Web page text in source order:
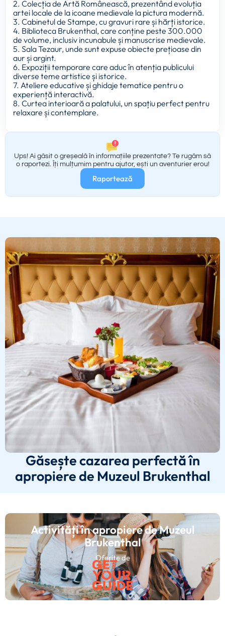
2. Colecția de Artă Românească, prezentând evoluția
artei locale de la icoane medievale la pictura modernă.
3. Cabinetul de Stampe, cu gravuri rare și hărți istorice.
4. Biblioteca Brukenthal, care conține peste 300.000
de volume, inclusiv incunabule și manuscrise medievale.
5. Sala Tezaur, unde sunt expuse obiecte prețioase din
aur și argint.
6. Expoziții temporare care aduc în atenția publicului
diverse teme artistice și istorice.
7. Ateliere educative și ghidaje tematice pentru o
experiență interactivă.
8. Curtea interioară a palatului, un spațiu perfect pentru
relaxare și contemplare.
Ups! Ai găsit o greșeală în informațiile prezentate? Te rugăm să
o raportezi. Îți mulțumim pentru ajutor, ești un aventurier erou!
Raportează
Găsește cazarea perfectă în
apropiere de Muzeul Brukenthal
Activități în apropiere de Muzeul
Brukenthal
Oferite de